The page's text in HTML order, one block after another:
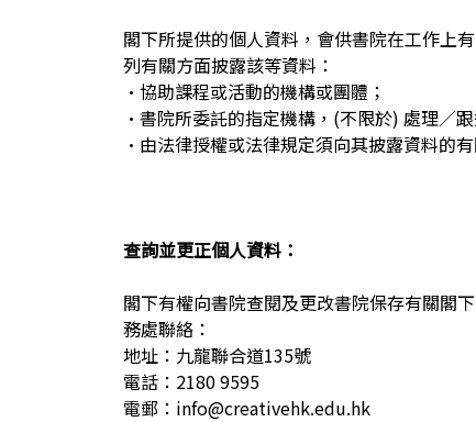
閣下所提供的個人資料，會供書院在工作上
列有關方面披露該等資料：
• 協助課程或活動的機構或團體；
• 書院所委託的指定機構，(不限於) 處理／
• 由法律授權或法律規定須向其披露資料的有
查詢並更正個人資料：
閣下有權向書院查閱及更改書院保存有關閣
務處聯絡：
地址：九龍聯合道135號
電話：2180 9595
電郵： info@creativehk.edu.hk